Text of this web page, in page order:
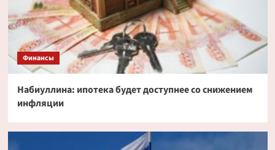
Финансы
Набиуллина: ипотека будет доступнее со снижением
инфляции